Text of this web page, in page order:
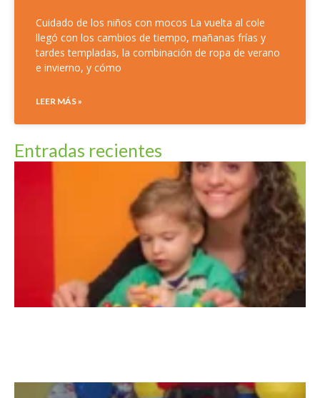
Cuidado de los niños con mocos La vuelta al cole
llegó con los cambios de tiempo, mañanas frías y
tardes templadas, la combinación de ropa de verano
e invierno, y cómo
LEER MÁS »
Entradas recientes